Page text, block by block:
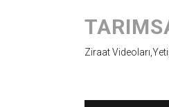
Ziraat